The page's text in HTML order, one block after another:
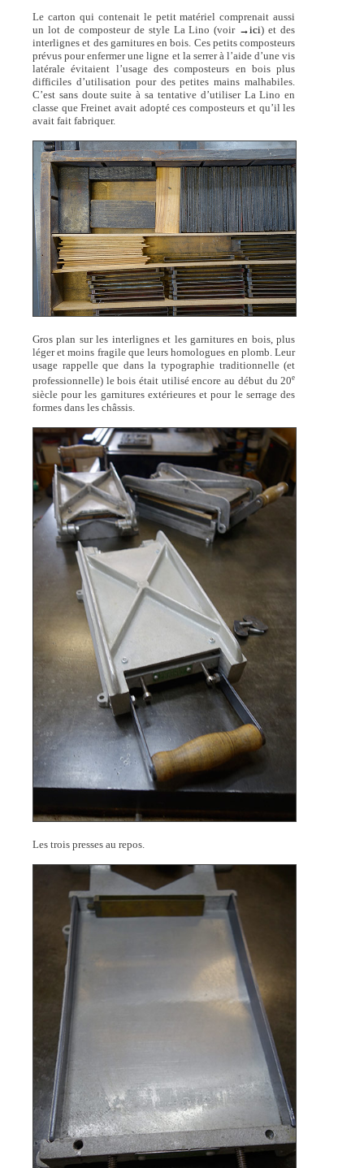
Le carton qui contenait le petit matériel comprenait aussi
un lot de composteur de style La Lino (voir →ici) et des
interlignes et des garnitures en bois. Ces petits composteurs
prévus pour enfermer une ligne et la serrer à l’aide d’une vis
latérale évitaient l’usage des composteurs en bois plus
difficiles d’utilisation pour des petites mains malhabiles.
C’est sans doute suite à sa tentative d’utiliser La Lino en
classe que Freinet avait adopté ces composteurs et qu’il les
avait fait fabriquer.
Gros plan sur les interlignes et les garnitures en bois, plus
léger et moins fragile que leurs homologues en plomb. Leur
usage rappelle que dans la typographie traditionnelle (et
professionnelle) le bois était utilisé encore au début du 20e
siècle pour les garnitures extérieures et pour le serrage des
formes dans les châssis.
Les trois presses au repos.